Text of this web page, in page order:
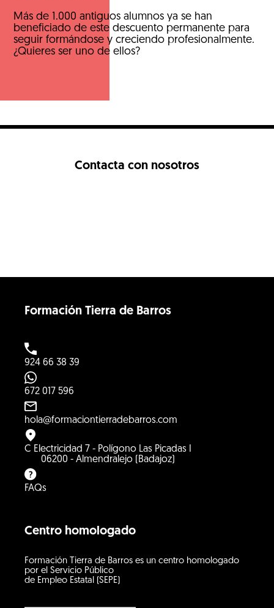
Más de 1.000 antiguos alumnos ya se han
beneficiado de este descuento permanente para
seguir formándose y creciendo profesionalmente.
¿Quieres ser uno de ellos?
Contacta con nosotros
Centro homologado
Formación Tierra de Barros es un centro homologado
por el Servicio Público
de Empleo Estatal (SEPE)
Formación Tierra de Barros
924 66 38 39
672 017 596
hola@formaciontierradebarros.com
C Electricidad 7 - Polígono Las Picadas I
06200 - Almendralejo (Badajoz)
FAQs